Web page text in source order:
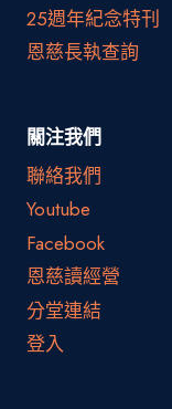
25週年紀念特刊
恩慈長執查詢
關注我們
聯絡我們
Youtube
Facebook
恩慈讀經營
分堂連結
登入